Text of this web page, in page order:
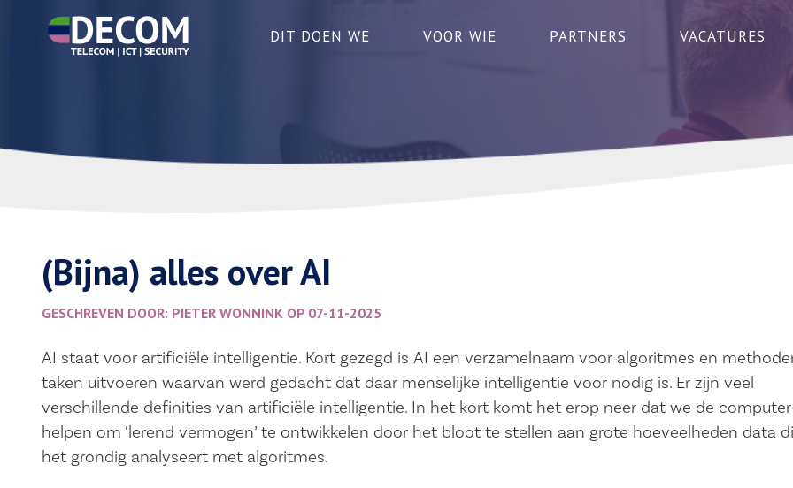
DIT DOEN WE VOOR WIE PARTNERS VACATURES
(Bijna) alles over AI
GESCHREVEN DOOR: PIETER WONNINK OP 07-11-2025
AI staat voor artificiële intelligentie. Kort gezegd is AI een verzamelnaam voor algoritmes en
taken uitvoeren waarvan werd gedacht dat daar menselijke intelligentie voor nodig is. Er zijn veel
verschillende definities van artificiële intelligentie. In het kort komt het erop neer dat we de computer
helpen om ‘lerend vermogen’ te ontwikkelen door het bloot te stellen aan grote hoeveelheden data
het grondig analyseert met algoritmes.